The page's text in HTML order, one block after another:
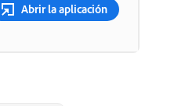
Abrir la aplicación